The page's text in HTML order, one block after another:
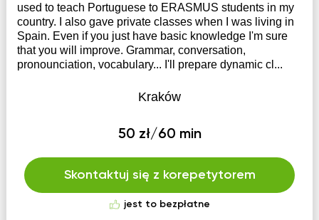
used to teach Portuguese to ERASMUS students in my
country. I also gave private classes when I was living in
Spain. Even if you just have basic knowledge I'm sure
that you will improve. Grammar, conversation,
pronounciation, vocabulary... I'll prepare dynamic cl...
Kraków
50 zł/60 min
Skontaktuj się z korepetytorem
jest to bezpłatne